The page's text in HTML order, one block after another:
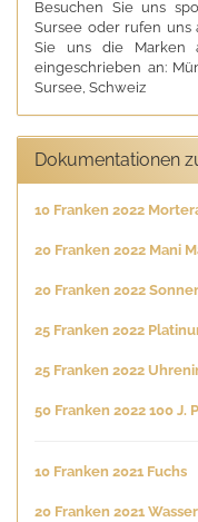
Besuchen Sie uns
Sursee oder rufen uns
Sie uns die Marken
eingeschrieben an:
Sursee, Schweiz
Dokumentationen
10 Franken 2022
20 Franken 2022 Mani
20 Franken 2022
25 Franken 2022
25 Franken 2022
50 Franken 2022 100 J.
10 Franken 2021 Fuchs
20 Franken 2021